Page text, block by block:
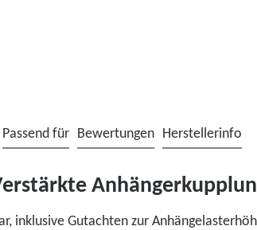
Passend für Bewertungen Herstellerinfo
inklusive Gutachten zur